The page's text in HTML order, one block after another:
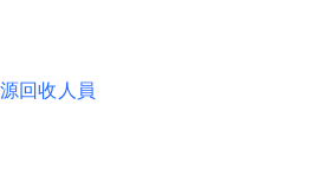
回收人員